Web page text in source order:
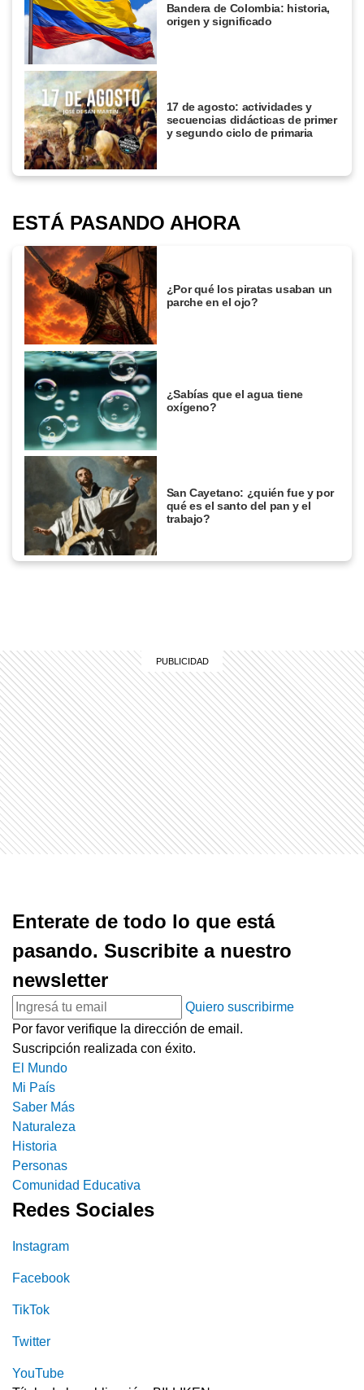
Bandera de Colombia: historia,
origen y significado
17 de agosto: actividades y
secuencias didácticas de primer
y segundo ciclo de primaria
ESTÁ PASANDO AHORA
¿Por qué los piratas usaban un
parche en el ojo?
¿Sabías que el agua tiene
oxígeno?
San Cayetano: ¿quién fue y por
qué es el santo del pan y el
trabajo?
Enterate de todo lo que está
pasando. Suscribite a nuestro
newsletter
Quiero suscribirme
Por favor verifique la dirección de email.
Suscripción realizada con éxito.
El Mundo
Mi País
Saber Más
Naturaleza
Historia
Personas
Comunidad Educativa
Redes Sociales
Instagram
Facebook
TikTok
Twitter
YouTube